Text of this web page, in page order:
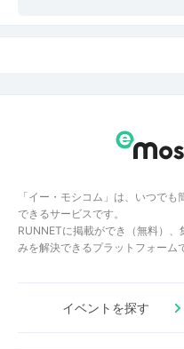
「イー・モシコム」は、いつで
できるサービスです。
RUNNETに掲載ができ（無料）
みを解決できるプラットフォーム
イベントを探す